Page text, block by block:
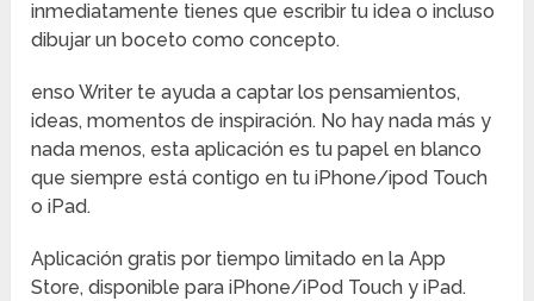
inmediatamente tienes que escribir tu idea o incluso
dibujar un boceto como concepto.
enso Writer te ayuda a captar los pensamientos,
ideas, momentos de inspiración. No hay nada más y
nada menos, esta aplicación es tu papel en blanco
que siempre está contigo en tu iPhone/ipod Touch
o iPad.
Aplicación gratis por tiempo limitado en la App
Store, disponible para iPhone/iPod Touch y iPad.